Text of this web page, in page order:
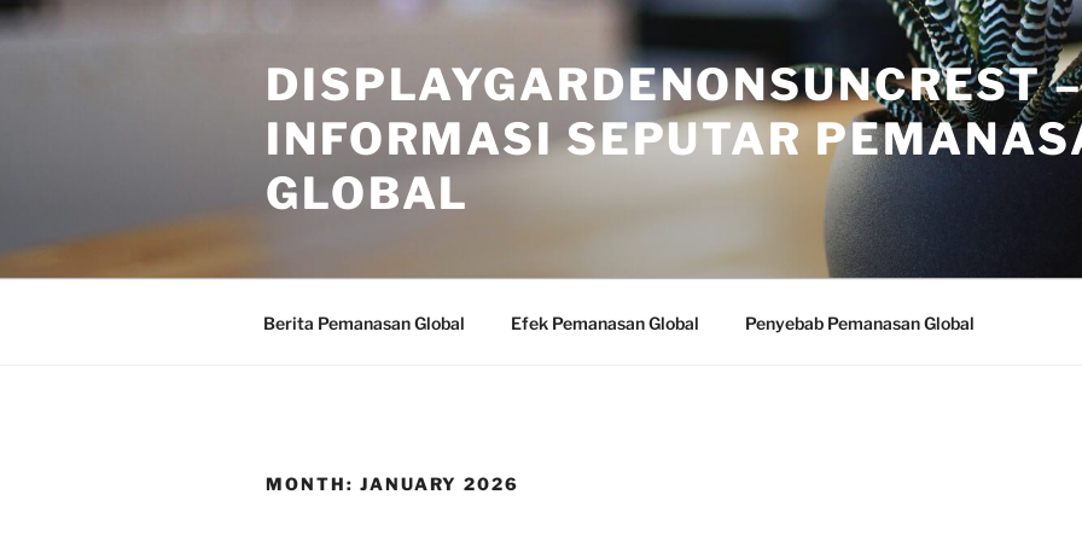
Skip
to
DISPLAYGARDENONSUNCREST
INFORMASI SEPUTAR
GLOBAL
Berita Pemanasan Global Efek Pemanasan Global Penyebab Pemanasan Global
MONTH: JANUARY 2026